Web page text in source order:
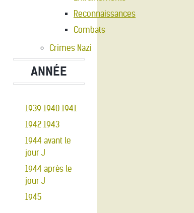
Reconnaissances
Combats
Crimes Nazi
ANNÉE
1939 1940 1941
1942 1943
1944 avant le
jour J
1944 après le
jour J
1945